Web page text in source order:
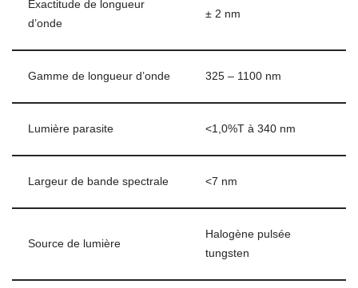
Exactitude de longueur
d’onde
± 2 nm
Gamme de longueur d’onde 325 – 1100 nm
Lumière parasite <1,0%T à 340 nm
Largeur de bande spectrale <7 nm
Source de lumière
Halogène pulsée
tungsten